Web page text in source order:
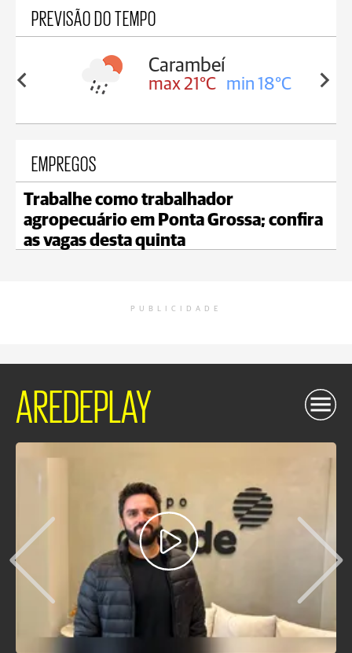
PREVISÃO DO TEMPO
18°C
Carambeí
max 21°C min 18°C
EMPREGOS
Trabalhe como trabalhador
agropecuário em Ponta Grossa; confira
as vagas desta quinta
PUBLICIDADE
AREDEPLAY